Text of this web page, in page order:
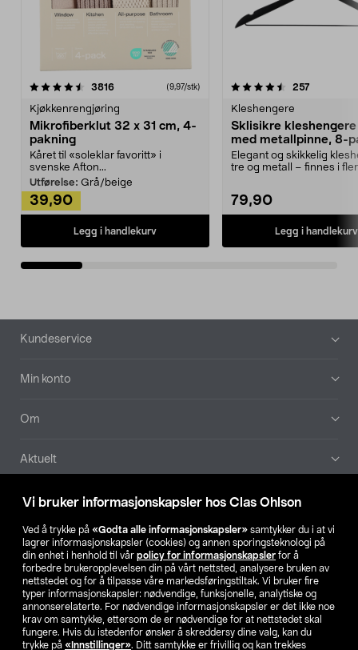
Vi bruker informasjonskapsler hos Clas Ohlson
Ved å trykke på «Godta alle informasjonskapsler» samtykker du i at vi
lagrer informasjonskapsler (cookies) og annen sporingsteknologi på
din enhet i henhold til vår policy for informasjonskapsler for å
forbedre brukeropplevelsen din på vårt nettsted, analysere bruken av
nettstedet og for å tilpasse våre markedsføringstiltak. Vi bruker fire
typer informasjonskapsler: nødvendige, funksjonelle, analytiske og
annonserelaterte. For nødvendige informasjonskapsler er det ikke noe
krav om samtykke, ettersom de er nødvendige for at nettstedet skal
fungere. Hvis du istedenfor ønsker å skreddersy dine valg, kan du
trykke på «Innstillinger». Ditt samtykke er frivillig og kan trekkes
3816anmeldelser(9,97/stk)
Kjøkkenrengjøring
Mikrofiberklut 32 x 31 cm, 4-
pakning
Kåret til «soleklar favoritt» i
svenske Afton...
Utførelse: Grå/beige
39,90
Legg i handlekurv
4.5av 5 stjerner 257
Kleshengere
Sklisikre
med metallpinne, 8-
Elegant og skikkelig
tre og metall – finnes i
79,90
Legg i handlekurv
4.5av 5 stjerner
Bunntekst
Kundeservice
Min konto
Om
Aktuelt
Våre selskaper
Finn din butikk
SE NO FI